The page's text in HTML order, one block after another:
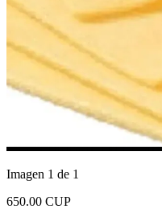
Imagen 1 de 1
650.00 CUP